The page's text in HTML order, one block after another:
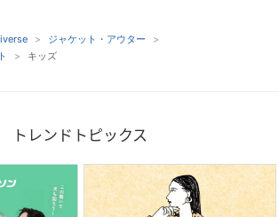
ジャケット・アウター
キッズ
トレンドトピックス